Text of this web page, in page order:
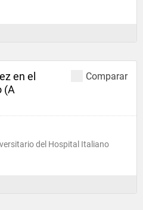
Comparar
en el
(A
del Hospital Italiano